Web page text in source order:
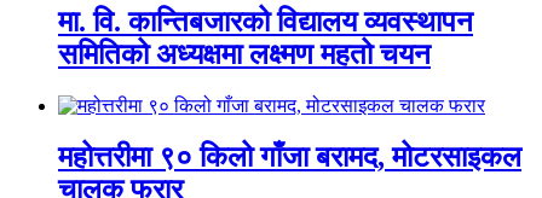
मा. वि. कान्तिबजारको विद्यालय व्यवस्थापन
समितिको अध्यक्षमा लक्ष्मण महतो चयन
महोत्तरीमा ९० किलो गाँजा बरामद, मोटरसाइकल
चालक फरार